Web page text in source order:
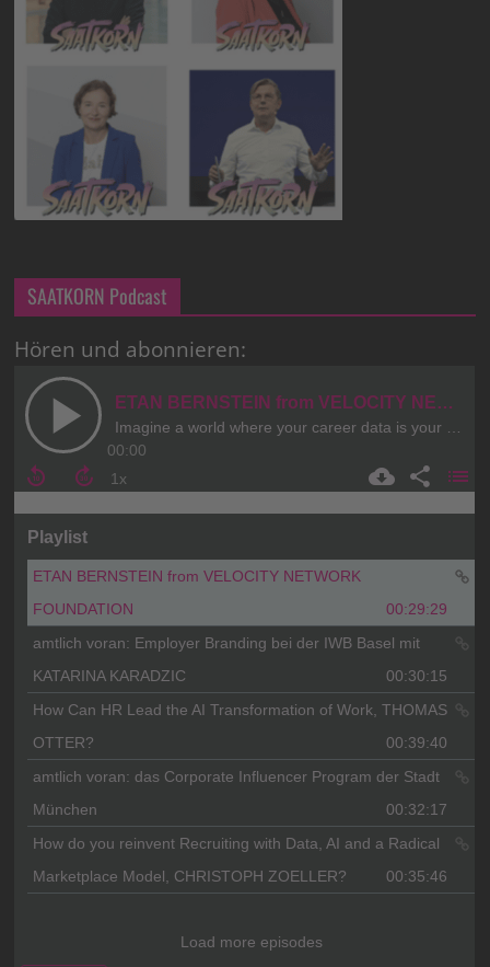
SAATKORN Podcast
Hören und abonnieren: